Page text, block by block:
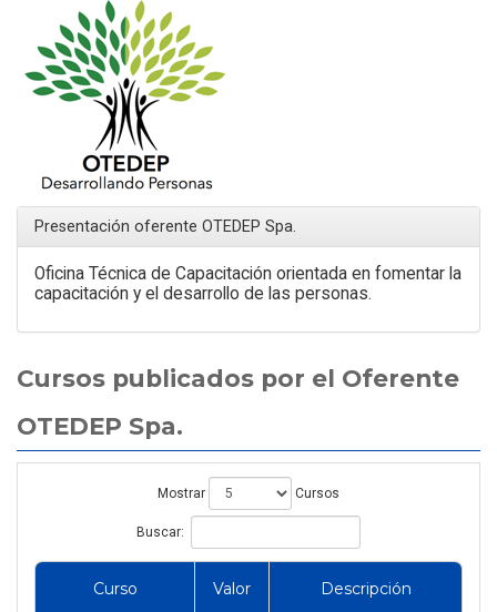
Presentación oferente OTEDEP Spa.
Oficina Técnica de Capacitación orientada en fomentar la
capacitación y el desarrollo de las personas.
Cursos publicados por el Oferente
OTEDEP Spa.
Mostrar Cursos
Buscar:
Curso Valor Descripción